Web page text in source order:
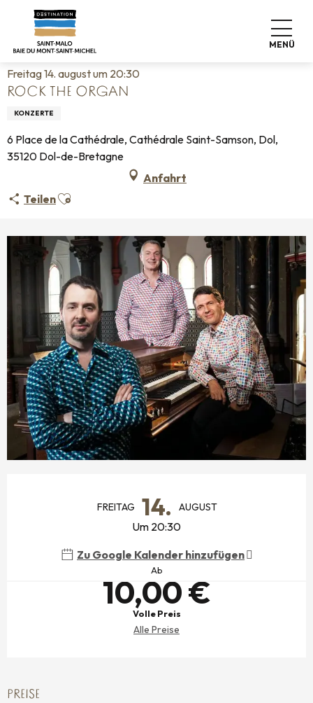
contenu
MENÜ
Startseite
Veranstaltungskalender
Rock the Organ
Freitag 14. august um 20:30
ROCK THE ORGAN
KONZERTE
6 Place de la Cathédrale, Cathédrale Saint-Samson, Dol,
35120 Dol-de-Bretagne
Anfahrt
TeilenAjouter aux favoris
FREITAG 14. AUGUST
Um 20:30
Zu Google Kalender hinzufügen
Ab
10,00 €
Volle Preis
Alle Preise
PREISE